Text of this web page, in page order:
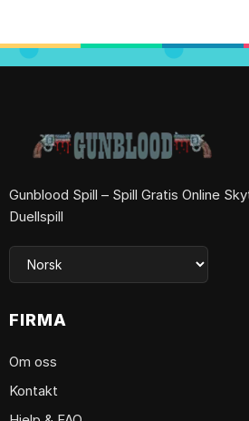
Gunblood Spill – Spill Gratis Online
Duellspill
FIRMA
Om oss
Kontakt